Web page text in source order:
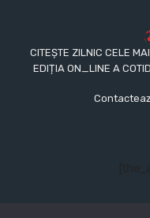
CITEȘTE ZILNIC CELE
EDIȚIA ON_LINE A